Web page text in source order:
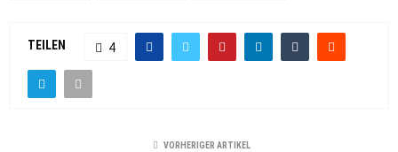
TEILEN 4
VORHERIGER ARTIKEL